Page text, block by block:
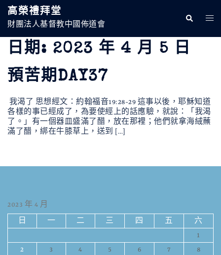
高榮禮拜堂
財團法人基督教中國佈道會
Search
日期: 2023 年 4 月 5 日
預苦期DAY37
我渴了 思想經文：約翰福音19:28-29 這事以後，耶穌知道
各樣的事已經成了，為要使經上的話應驗，就說：「我渴
了。」有一個器皿盛滿了醋，放在那裡；他們就拿海絨蘸
滿了醋，綁在牛膝草上，送到 […]
2023 年 4 月
日 一 二 三 四 五
六
1
2
3 4 5 6 7
8